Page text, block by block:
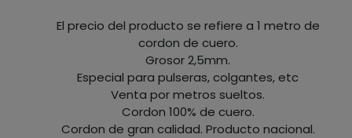
El precio del producto se refiere a 1 metro de
cordon de cuero.
Grosor 2,5mm.
Especial para pulseras, colgantes, etc
Venta por metros sueltos.
Cordon 100% de cuero.
Cordon de gran calidad. Producto nacional.